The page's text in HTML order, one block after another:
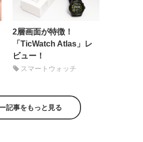
2層画面が特徴！
「TicWatch Atlas」レ
ビュー！
スマートウォッチ
記事をもっと見る